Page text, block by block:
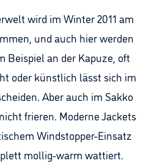
wird im Winter 2011 am
und auch hier werden
Beispiel an der Kapuze, oft
oder künstlich lässt sich im
Aber auch im Sakko
frieren. Moderne Jackets
Windstopper-Einsatz
mollig-warm wattiert.